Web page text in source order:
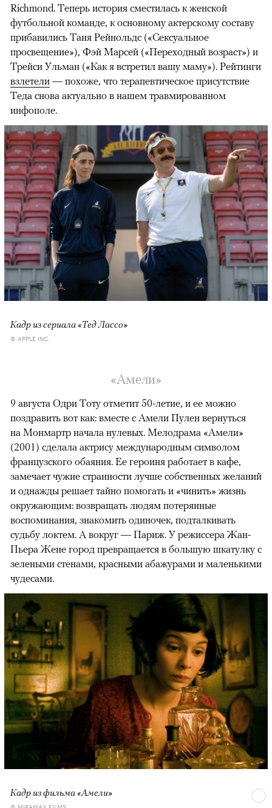
00:00 / 00:00
Richmond. Теперь история сместилась к женской
футбольной команде, к основному актерскому составу
прибавились Таня Рейнольдс («Сексуальное
просвещение»), Фэй Марсей («Переходный возраст») и
Трейси Ульман («Как я встретил вашу маму»). Рейтинги
взлетели — похоже, что терапевтическое присутствие
Теда снова актуально в нашем травмированном
инфополе.
Кадр из сериала «Тед Лассо»
© APPLE INC.
«Амели»
9 августа Одри Тоту отметит 50-летие, и ее можно
поздравить вот как: вместе с Амели Пулен вернуться
на Монмартр начала нулевых. Мелодрама «Амели»
(2001) сделала актрису международным символом
французского обаяния. Ее героиня работает в кафе,
замечает чужие странности лучше собственных желаний
и однажды решает тайно помогать и «чинить» жизнь
окружающим: возвращать людям потерянные
воспоминания, знакомить одиночек, подталкивать
судьбу локтем. А вокруг — Париж. У режиссера Жан-
Пьера Жене город превращается в большую шкатулку с
зелеными стенами, красными абажурами и маленькими
чудесами.
Кадр из фильма «Амели»
© MIRAMAX FILMS